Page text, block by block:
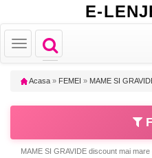
E-
Toggle
navigation
Toggle
navigation
Acasa » FEMEI » MAME SI
MAME SI GRAVIDE discount mai